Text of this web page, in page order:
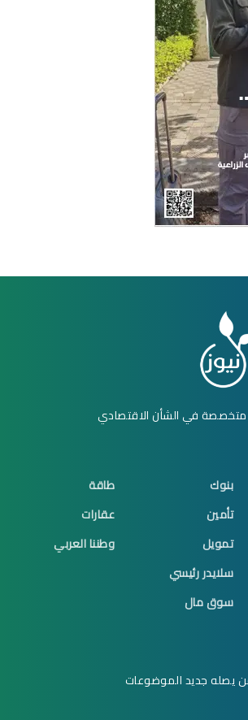
متخصصة في الشأن الاقتصادي
بنوك
تأمين
تمويل
سلايدر رئيسي
سوق مال
طاقة
عقارات
وطننا العربي
يصله جديد الموضوعات